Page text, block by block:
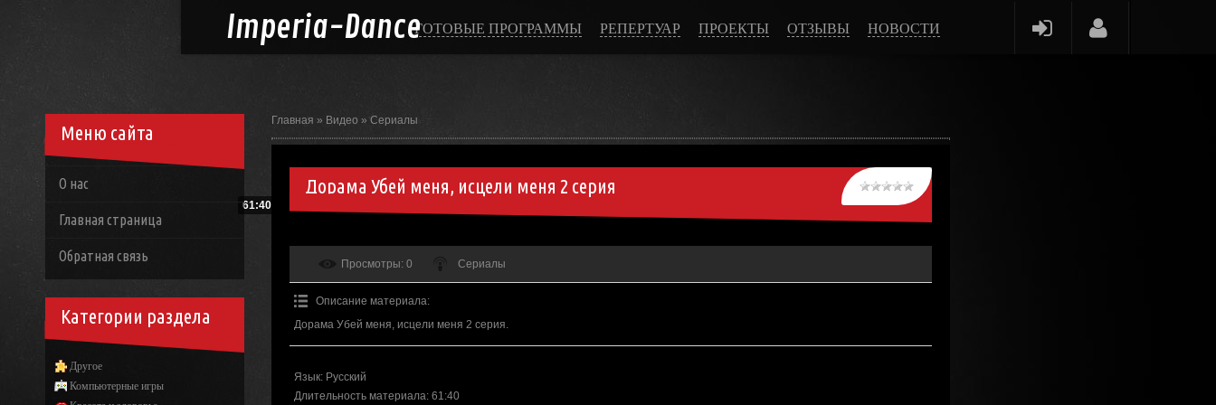
Imperia-DanceГОТОВЫЕ ПРОГРАММЫ РЕПЕРТУАР ПРОЕКТЫ ОТЗЫВЫ НОВОСТИ
Главная » Видео » Сериалы
Дорама Убей меня, исцели меня 2 серия
61:40
Просмотры: 0 Сериалы
Описание материала:
Дорама Убей меня, исцели меня 2 серия.
Язык: Русский
Длительность материала: 61:40
Меню сайта
О нас
Главная страница
Обратная связь
Категории раздела
Другое
Компьютерные игры